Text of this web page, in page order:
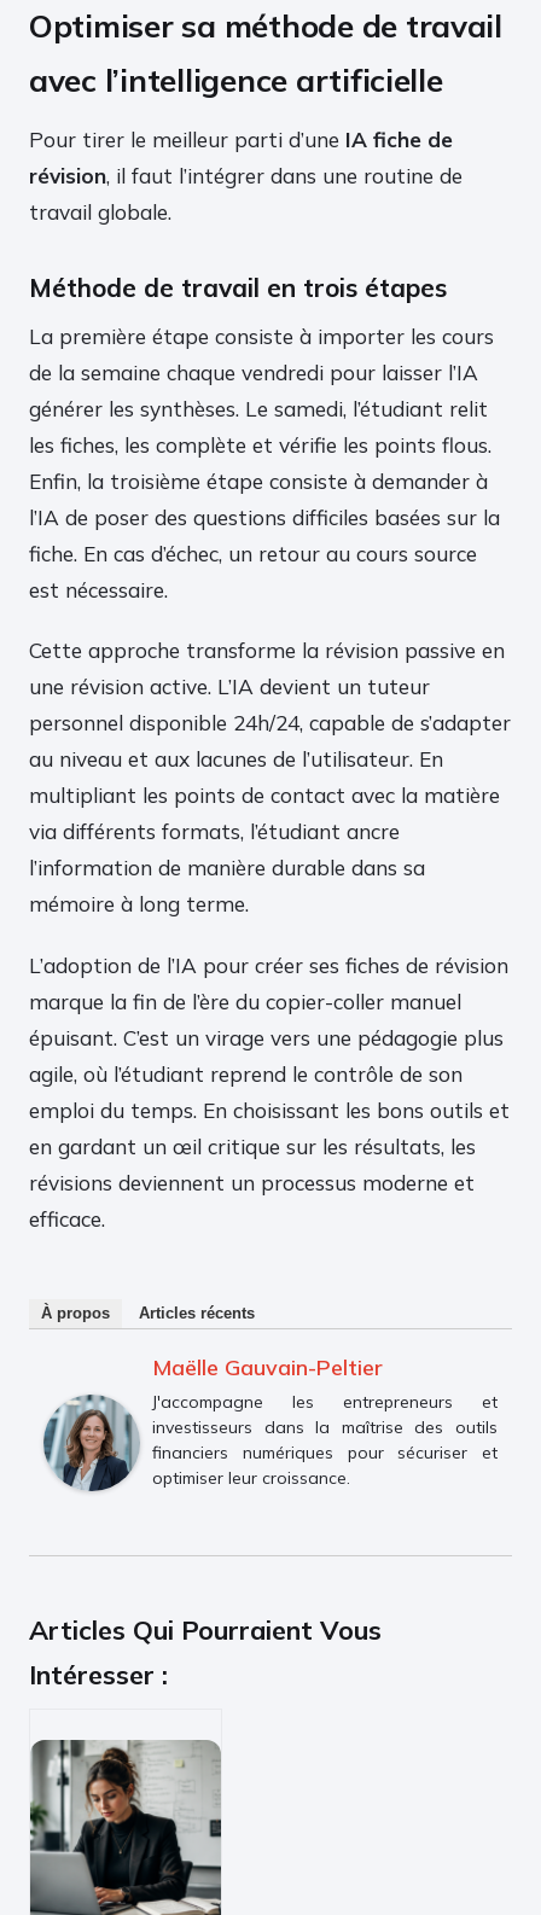
Optimiser sa méthode de travail
avec l’intelligence artificielle
Pour tirer le meilleur parti d’une IA fiche de
révision, il faut l’intégrer dans une routine de
travail globale.
Méthode de travail en trois étapes
La première étape consiste à importer les cours
de la semaine chaque vendredi pour laisser l’IA
générer les synthèses. Le samedi, l’étudiant relit
les fiches, les complète et vérifie les points flous.
Enfin, la troisième étape consiste à demander à
l’IA de poser des questions difficiles basées sur la
fiche. En cas d’échec, un retour au cours source
est nécessaire.
Cette approche transforme la révision passive en
une révision active. L’IA devient un tuteur
personnel disponible 24h/24, capable de s’adapter
au niveau et aux lacunes de l’utilisateur. En
multipliant les points de contact avec la matière
via différents formats, l’étudiant ancre
l’information de manière durable dans sa
mémoire à long terme.
L’adoption de l’IA pour créer ses fiches de révision
marque la fin de l’ère du copier-coller manuel
épuisant. C’est un virage vers une pédagogie plus
agile, où l’étudiant reprend le contrôle de son
emploi du temps. En choisissant les bons outils et
en gardant un œil critique sur les résultats, les
révisions deviennent un processus moderne et
efficace.
À propos Articles récents
Maëlle Gauvain-Peltier
J'accompagne les entrepreneurs et
investisseurs dans la maîtrise des outils
financiers numériques pour sécuriser et
optimiser leur croissance.
Articles Qui Pourraient Vous
Intéresser :